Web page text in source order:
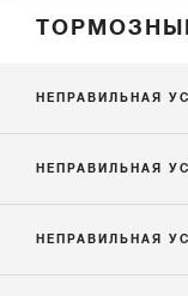
НЕПРАВИЛЬНАЯ
НЕПРАВИЛЬНАЯ
НЕПРАВИЛЬНАЯ